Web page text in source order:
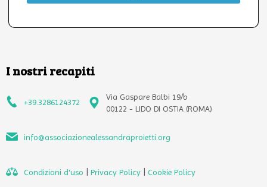
I nostri recapiti
+39.3286124372
Via Gaspare Balbi 19/b
00122 - LIDO DI OSTIA (ROMA)
info@associazionealessandraproietti.org
Condizioni d'uso | Privacy Policy | Cookie Policy